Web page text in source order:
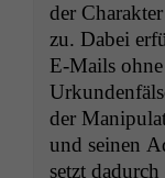
der
zu. Dabei
E‑Mails
der
und seinen
set­zt